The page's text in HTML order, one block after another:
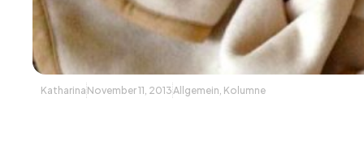
Katharina November 11, 2013Allgemein Kolumne